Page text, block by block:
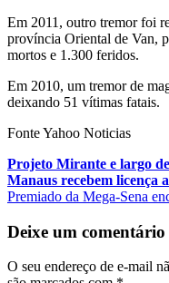
Em 2011, outro tremor foi
província Oriental de Van,
mortos e 1.300 feridos.
Em 2010, um tremor de
deixando 51 vítimas fatais.
Fonte Yahoo Noticias
Navegação
de
Projeto Mirante e largo
Manaus recebem licença
Premiado da Mega-Sena
Deixe um comentário
O seu endereço de e-mail